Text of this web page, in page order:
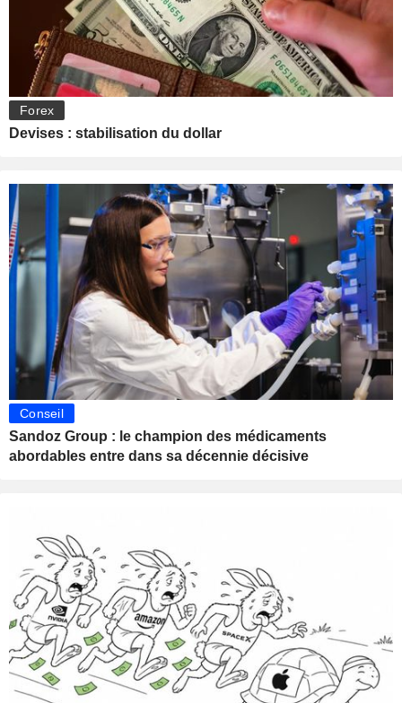
Forex
Devises : stabilisation du dollar
Conseil
Sandoz Group : le champion des médicaments
abordables entre dans sa décennie décisive